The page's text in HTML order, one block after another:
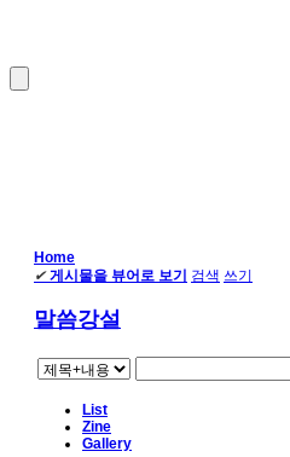
Home
✔ 게시물을 뷰어로 보기 검색 쓰기
말씀강설
List
Zine
Gallery